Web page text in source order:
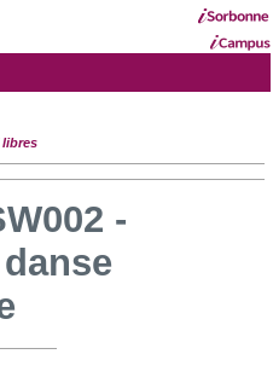
libres
-